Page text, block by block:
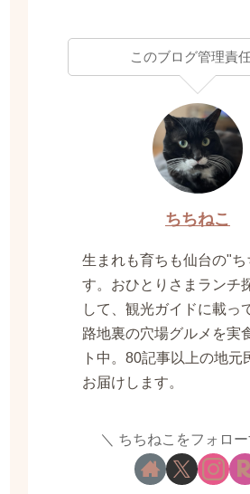
このブログ管理責
ちちねこ
生まれも育ちも仙台の"
す。おひとりさまランチ
して、観光ガイドに載っ
路地裏の穴場グルメを実
ト中。80記事以上の地元
お届けします。
ちちねこをフォロー